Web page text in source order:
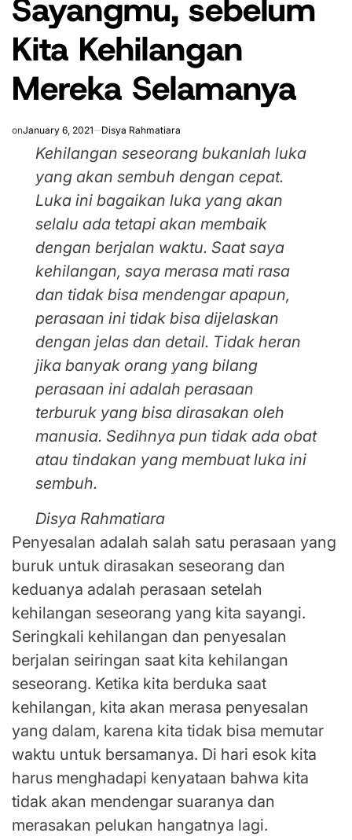
Sayangmu, sebelum
Kita Kehilangan
Mereka Selamanya
onJanuary 6, 2021 Disya Rahmatiara
Kehilangan seseorang bukanlah luka
yang akan sembuh dengan cepat.
Luka ini bagaikan luka yang akan
selalu ada tetapi akan membaik
dengan berjalan waktu. Saat saya
kehilangan, saya merasa mati rasa
dan tidak bisa mendengar apapun,
perasaan ini tidak bisa dijelaskan
dengan jelas dan detail. Tidak heran
jika banyak orang yang bilang
perasaan ini adalah perasaan
terburuk yang bisa dirasakan oleh
manusia. Sedihnya pun tidak ada obat
atau tindakan yang membuat luka ini
sembuh.
Disya Rahmatiara
Penyesalan adalah salah satu perasaan yang
buruk untuk dirasakan seseorang dan
keduanya adalah perasaan setelah
kehilangan seseorang yang kita sayangi.
Seringkali kehilangan dan penyesalan
berjalan seiringan saat kita kehilangan
seseorang. Ketika kita berduka saat
kehilangan, kita akan merasa penyesalan
yang dalam, karena kita tidak bisa memutar
waktu untuk bersamanya. Di hari esok kita
harus menghadapi kenyataan bahwa kita
tidak akan mendengar suaranya dan
merasakan pelukan hangatnya lagi.